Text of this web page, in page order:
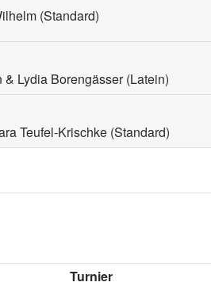
(Standard)
Lydia Borengässer(Latein)
Teufel-Krischke (Standard)
Turnier